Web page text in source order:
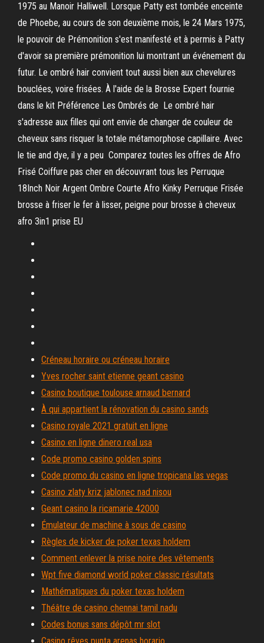
1975 au Manoir Halliwell. Lorsque Patty est tombée enceinte
de Phoebe, au cours de son deuxième mois, le 24 Mars 1975,
le pouvoir de Prémonition s'est manifesté et à permis à Patty
d'avoir sa première prémonition lui montrant un événement du
futur. Le ombré hair convient tout aussi bien aux chevelures
bouclées, voire frisées. À l'aide de la Brosse Expert fournie
dans le kit Préférence Les Ombrés de Le ombré hair
s'adresse aux filles qui ont envie de changer de couleur de
cheveux sans risquer la totale métamorphose capillaire. Avec
le tie and dye, il y a peu Comparez toutes les offres de Afro
Frisé Coiffure pas cher en découvrant tous les Perruque
18Inch Noir Argent Ombre Courte Afro Kinky Perruque Frisée
brosse à friser le fer à lisser, peigne pour brosse à cheveux
afro 3in1 prise EU
Créneau horaire ou créneau horaire
Yves rocher saint etienne geant casino
Casino boutique toulouse arnaud bernard
À qui appartient la rénovation du casino sands
Casino royale 2021 gratuit en ligne
Casino en ligne dinero real usa
Code promo casino golden spins
Code promo du casino en ligne tropicana las vegas
Casino zlaty kriz jablonec nad nisou
Geant casino la ricamarie 42000
Émulateur de machine à sous de casino
Règles de kicker de poker texas holdem
Comment enlever la prise noire des vêtements
Wpt five diamond world poker classic résultats
Mathématiques du poker texas holdem
Théâtre de casino chennai tamil nadu
Codes bonus sans dépôt mr slot